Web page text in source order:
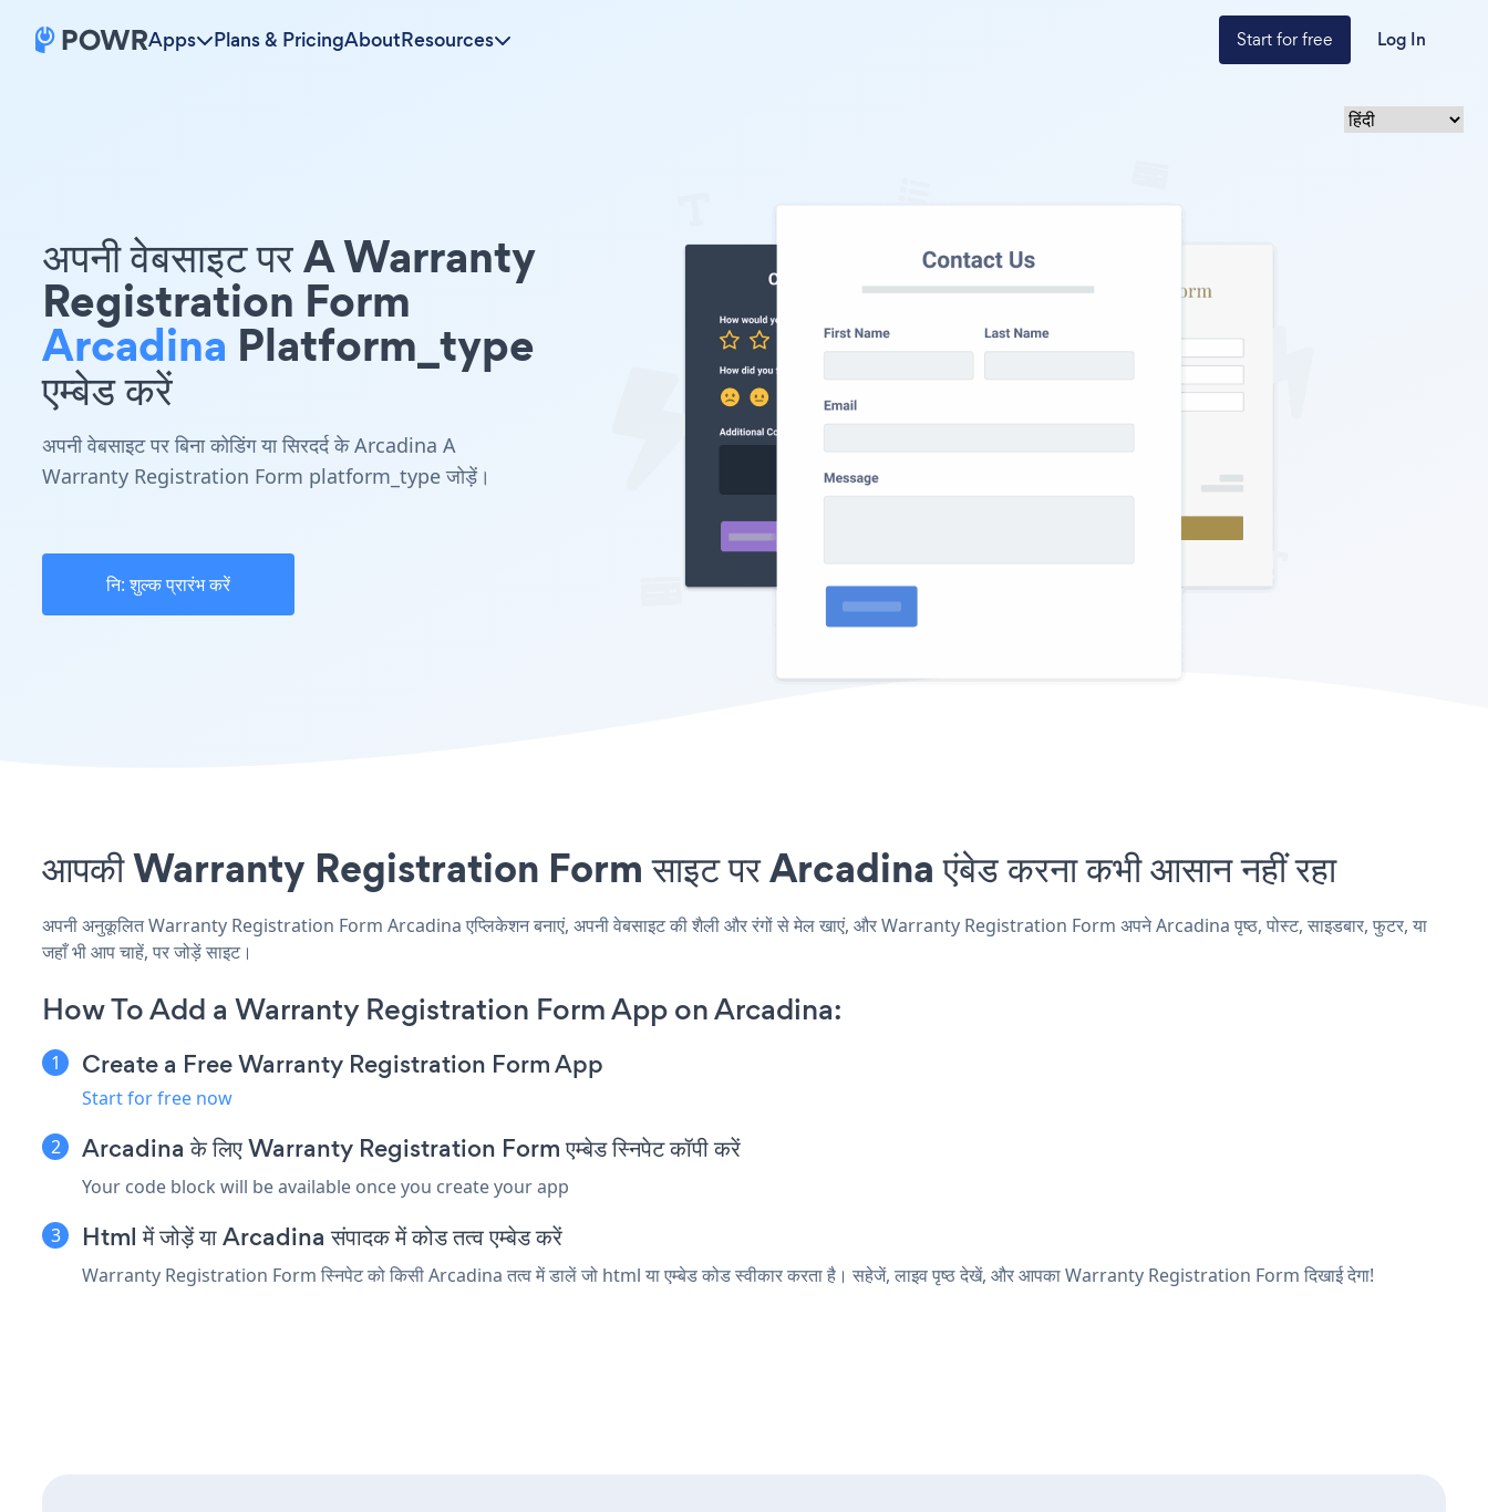
Apps Plans & PricingAboutResources Start for free Log In
अपनी वेबसाइट पर A Warranty
Registration Form
Arcadina Platform_type
एम्बेड करें
अपनी वेबसाइट पर बिना कोडिंग या सिरदर्द के Arcadina A
Warranty Registration Form platform_type जोड़ें।
नि: शुल्क प्रारंभ करें
आपकी Warranty Registration Form साइट पर Arcadina एंबेड करना कभी आसान नहीं रहा
अपनी अनुकूलित Warranty Registration Form Arcadina एप्लिकेशन बनाएं, अपनी वेबसाइट की शैली और रंगों से मेल खाएं, और Warranty Registration Form अपने Arcadina पृष्ठ, पोस्ट, साइडबार, फुटर, या
जहाँ भी आप चाहें, पर जोड़ें साइट।
How To Add a Warranty Registration Form App on Arcadina:
Create a Free Warranty Registration Form App
Start for free now
Arcadina के लिए Warranty Registration Form एम्बेड स्निपेट कॉपी करें
Your code block will be available once you create your app
Html में जोड़ें या Arcadina संपादक में कोड तत्व एम्बेड करें
Warranty Registration Form स्निपेट को किसी Arcadina तत्व में डालें जो html या एम्बेड कोड स्वीकार करता है। सहेजें, लाइव पृष्ठ देखें, और आपका Warranty Registration Form दिखाई देगा!